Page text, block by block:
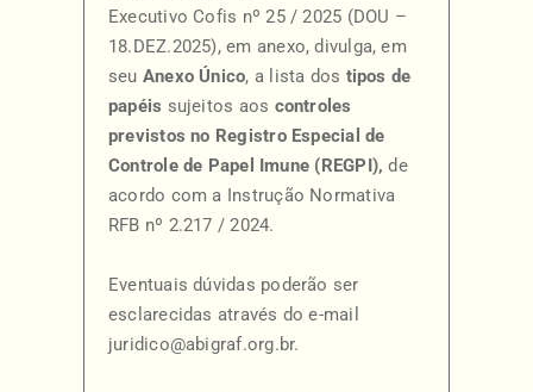
Executivo Cofis nº 25 / 2025 (DOU –
18.DEZ.2025), em anexo, divulga, em
seu Anexo Único, a lista dos tipos de
papéis sujeitos aos controles
previstos no Registro Especial de
Controle de Papel Imune (REGPI), de
acordo com a Instrução Normativa
RFB nº 2.217 / 2024.
Eventuais dúvidas poderão ser
esclarecidas através do e-mail
juridico@abigraf.org.br.